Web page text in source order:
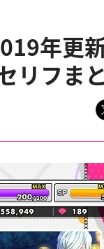
年更
リフま